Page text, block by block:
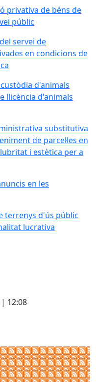
privativa de béns de
públic
servei de
en condicions de
d'animals
llicència d'animals
substitutiva
de parcel·les en
i estètica per a
en les
terrenys d'ús públic
lucrativa
12:08